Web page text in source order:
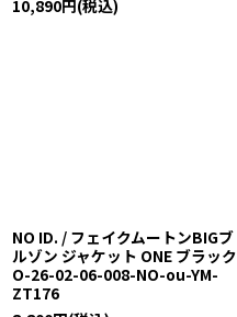
10,890円(税込)
NO ID. / フェイクムートンBIGブ
ルゾン ジャケット ONE ブラック
O-26-02-06-008-NO-ou-YM-
ZT176